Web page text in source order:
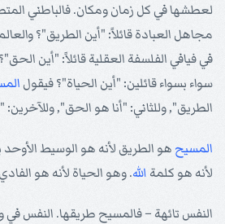
لعطشها في كل زمان ومكان. فالباطني
مجاهل العبادة قائلاً: "أين الطريق"؟
في فيافي الفلسفة العقلية قائلاً: "أين
سواء بسواء قائلين: "أين الحياة"؟ فيقول
الطريق", وللثاني: "أنا هو الحق", وللآخرين:
المسيح هو الطريق لأنه هو الوسيط الأوحد
لأنه هو كلمة الله. وهو الحياة لأنه هو
النفس تائهة – فالمسيح طريقها. النفس